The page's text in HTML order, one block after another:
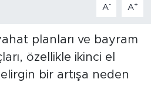
A- A+
planları ve bayram
özellikle ikinci el
bir artışa neden